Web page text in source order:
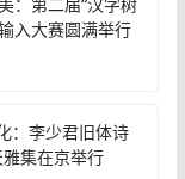
入大赛圆满举行
：李少君旧体诗
雅集在京举行